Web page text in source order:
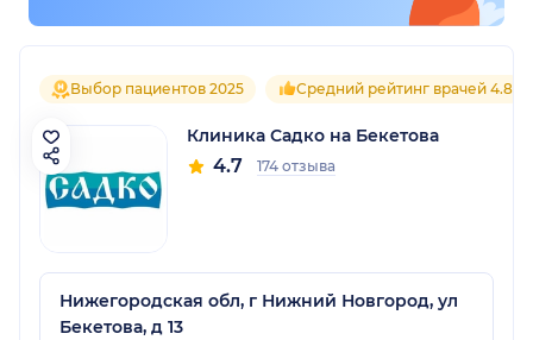
Выбор пациентов 2025 Средний рейтинг врачей 4.8
Клиника Садко на Бекетова
4.7 174 отзыва
Нижегородская обл, г Нижний Новгород, ул
Бекетова, д 13